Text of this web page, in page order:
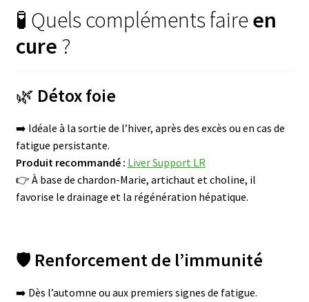
🧪 Quels compléments faireen
cure ?
🌿 Détox foie
➡️ Idéale à la sortie de l’hiver, après des excès ou en cas de
fatigue persistante.
Produit recommandé : Liver Support LR
👉 À base de chardon-Marie, artichaut et choline, il
favorise le drainage et la régénération hépatique.
🛡️ Renforcement de l’immunité
➡️ Dès l’automne ou aux premiers signes de fatigue.